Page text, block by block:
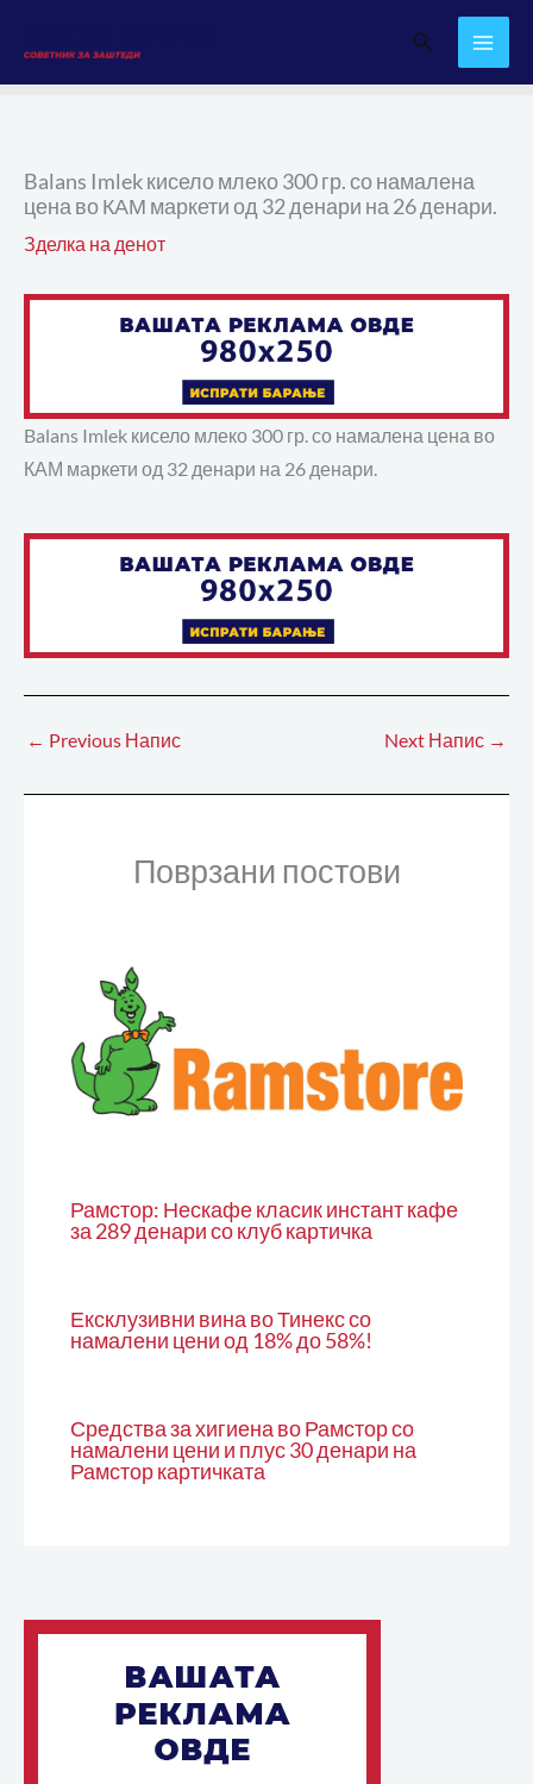
content
Search
Balans Imlek кисело млеко 300 гр. со намалена
цена во КАМ маркети од 32 денари на 26 денари.
Зделка на денот
Balans Imlek кисело млеко 300 гр. со намалена цена во
КАМ маркети од 32 денари на 26 денари.
← Previous Напис Next Напис →
Поврзани постови
Рамстор: Нескафе класик инстант кафе
за 289 денари со клуб картичка
Ексклузивни вина во Тинекс со
намалени цени од 18% до 58%!
Средства за хигиена во Рамстор со
намалени цени и плус 30 денари на
Рамстор картичката